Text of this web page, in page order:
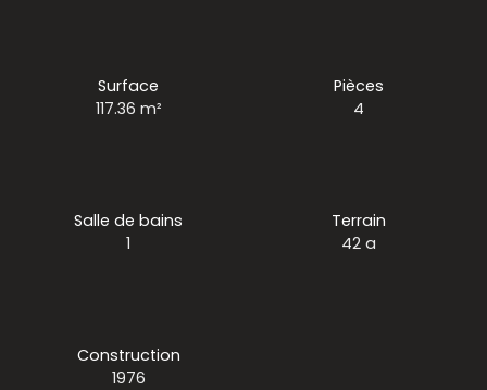
Surface
117.36 m²
Pièces
4
Salle de bains
1
Terrain
42 a
Construction
1976